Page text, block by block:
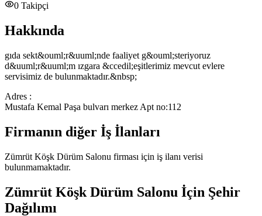
0 Takipçi
Hakkında
gıda sekt&ouml;r&uuml;nde faaliyet g&ouml;steriyoruz
d&uuml;r&uuml;m ızgara &ccedil;eşitlerimiz mevcut evlere
servisimiz de bulunmaktadır.&nbsp;
Adres :
Mustafa Kemal Paşa bulvarı merkez Apt no:112
Firmanın diğer İş İlanları
Zümrüt Köşk Dürüm Salonu firması için iş ilanı verisi
bulunmamaktadır.
Zümrüt Köşk Dürüm Salonu İçin Şehir
Dağılımı